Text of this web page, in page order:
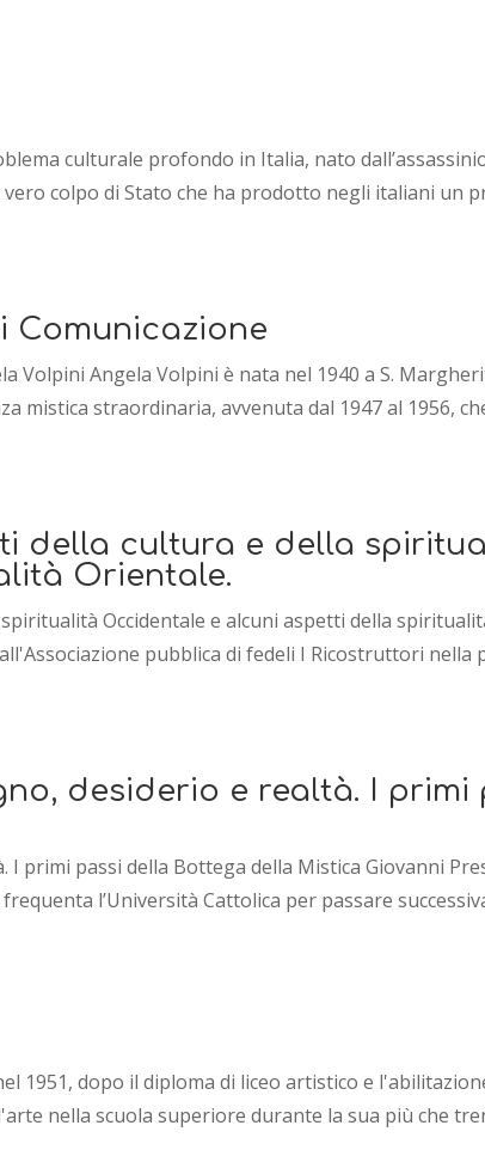
culturale profondo in Italia, nato
colpo di Stato che ha prodotto negli italiani un
Comunicazione
Volpini Angela Volpini è nata nel 1940 a S.
mistica straordinaria, avvenuta dal 1947 al 1956,
della cultura e della
Orientale.
Occidentale e alcuni aspetti della
pubblica di fedeli I Ricostruttori nella
desiderio e realtà. I
primi passi della Bottega della Mistica Giovanni
l’Università Cattolica per passare
1951, dopo il diploma di liceo artistico e
nella scuola superiore durante la sua più che